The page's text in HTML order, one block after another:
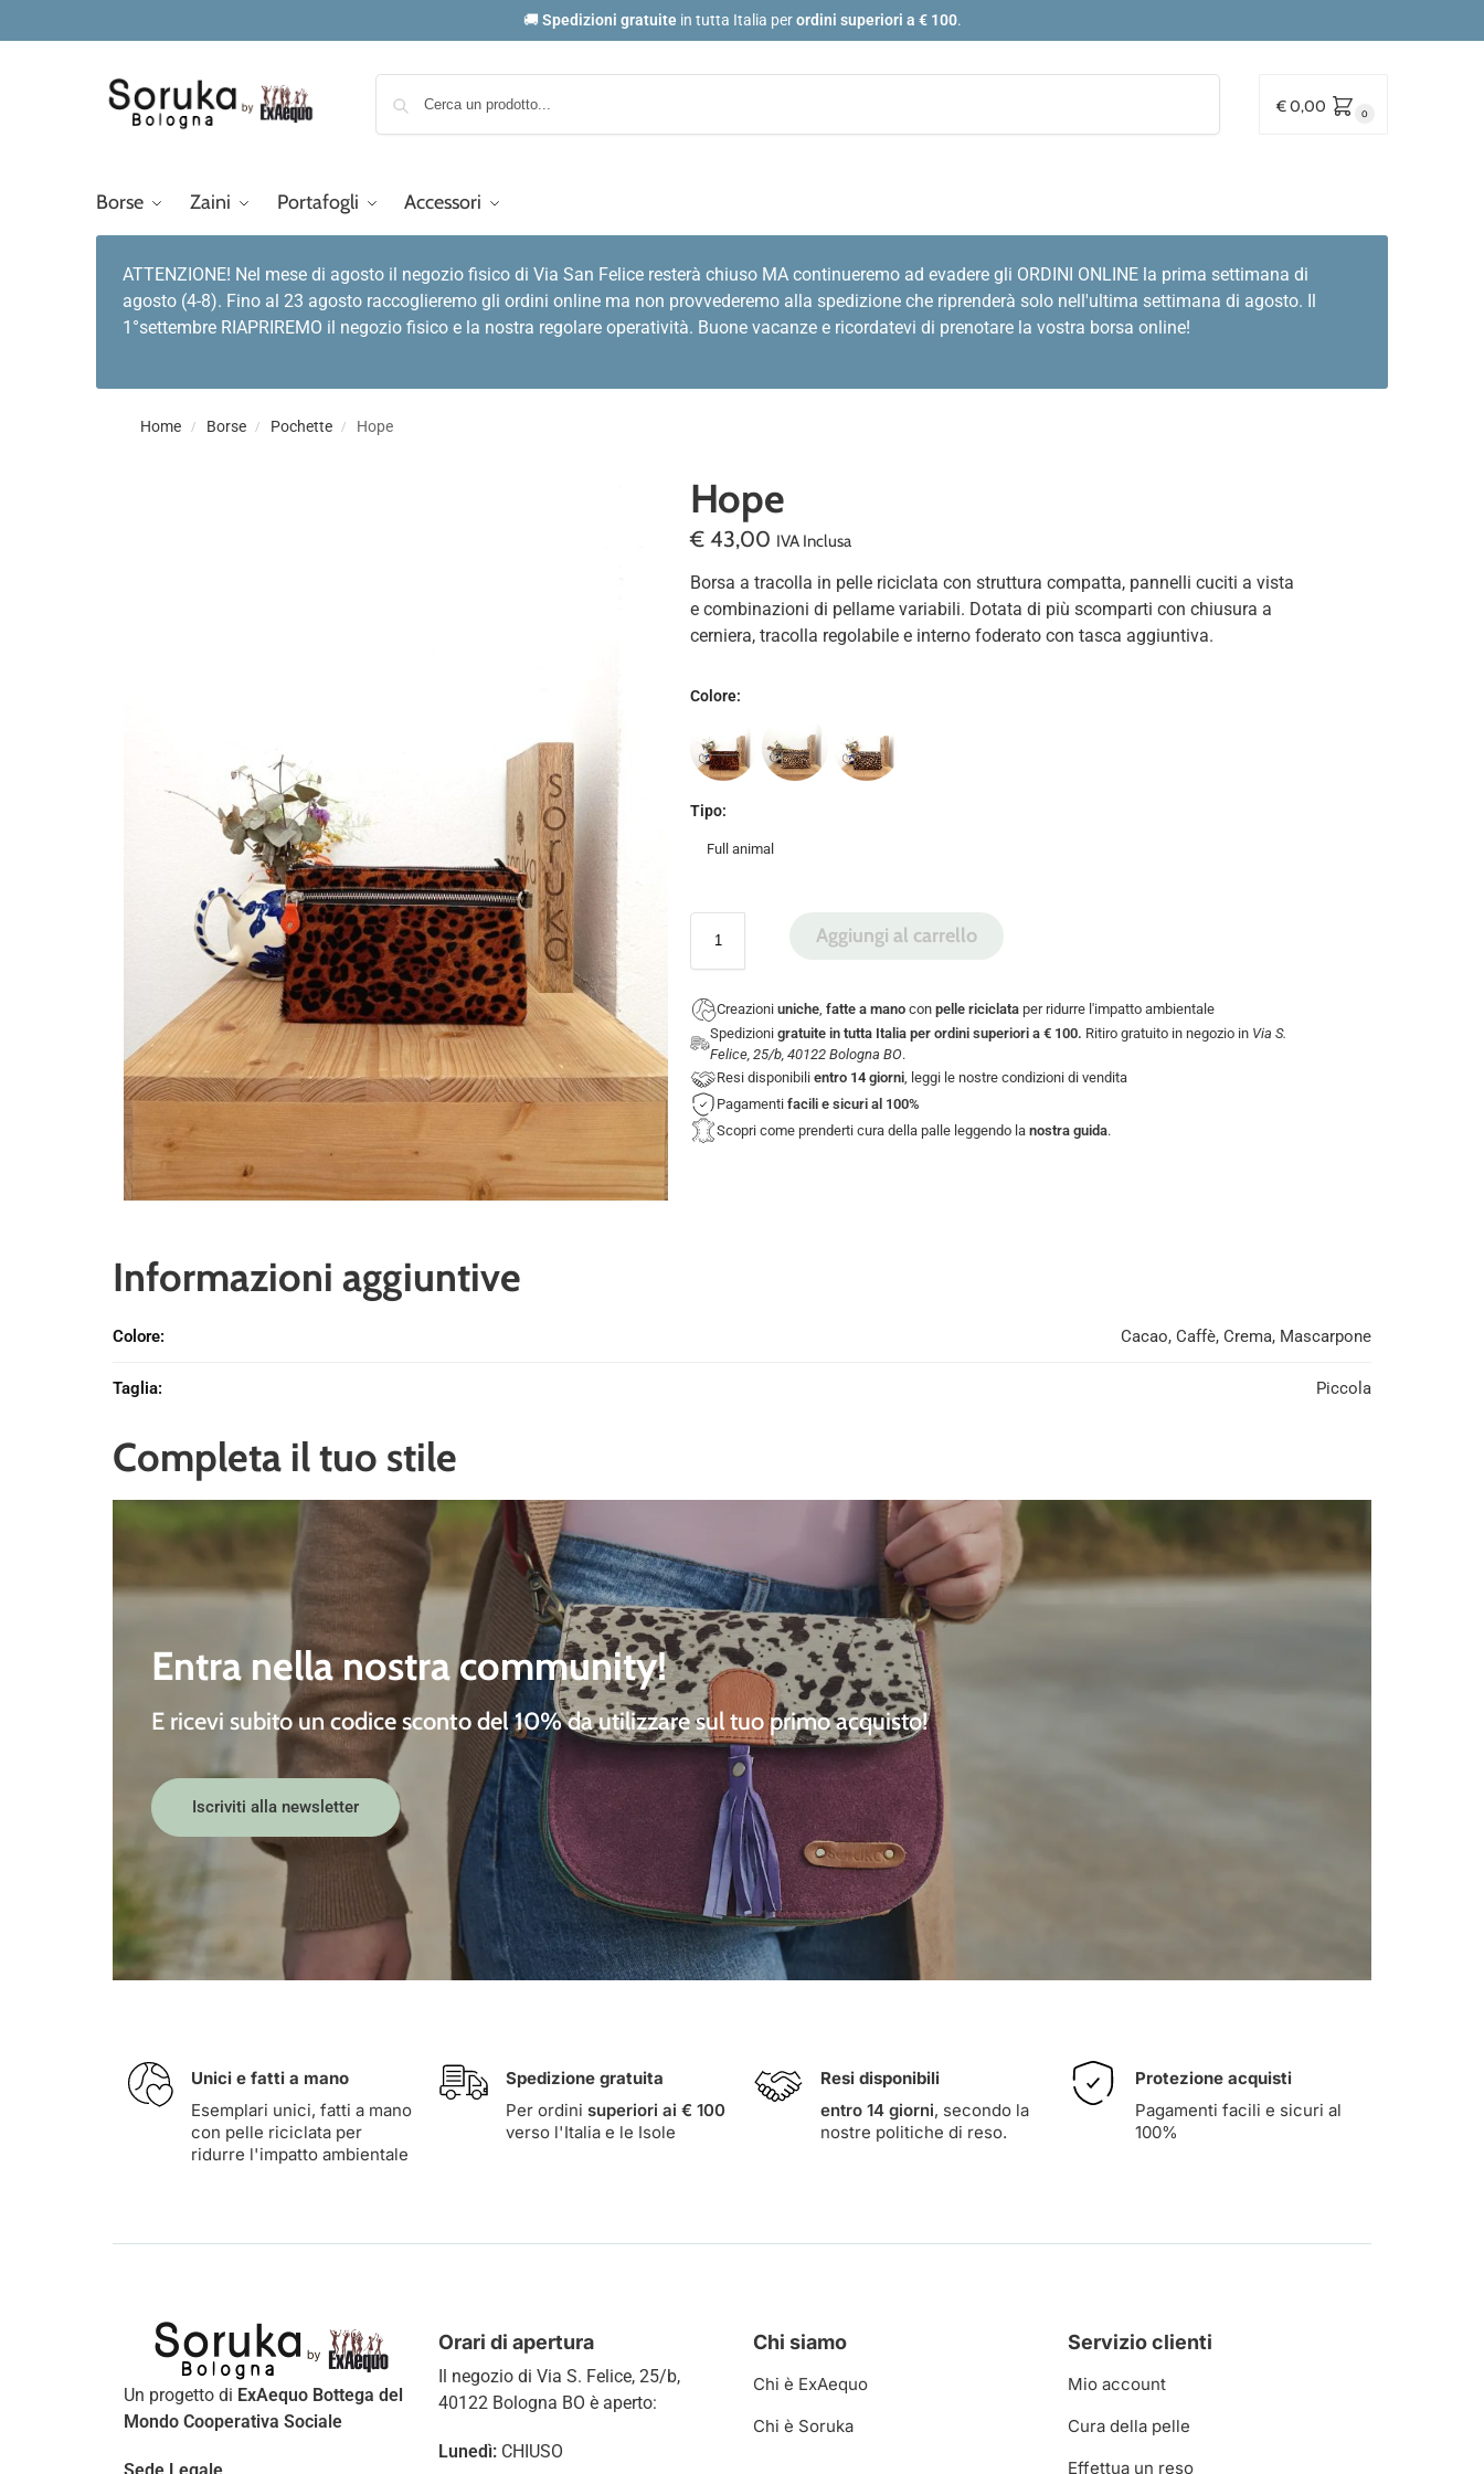
🚚 Spedizioni gratuite in tutta Italia perordini superiori a € 100.
€0,00 0
Borse Zaini Portafogli Accessori
ATTENZIONE! Nel mese di agosto il negozio fisico di Via San Felice resterà chiuso MA continueremo ad evadere gli ORDINI ONLINE la prima settimana di
agosto (4-8). Fino al 23 agosto raccoglieremo gli ordini online ma non provvederemo alla spedizione che riprenderà solo nell'ultima settimana di agosto. Il
1°settembre RIAPRIREMO il negozio fisico e la nostra regolare operatività. Buone vacanze e ricordatevi di prenotare la vostra borsa online!
Home / Borse / Pochette / Hope
Hope
€ 43,00 IVA Inclusa
Borsa a tracolla in pelle riciclata con struttura compatta, pannelli cuciti a vista
e combinazioni di pellame variabili. Dotata di più scomparti con chiusura a
cerniera, tracolla regolabile e interno foderato con tasca aggiuntiva.
Colore:
Tipo:
Full animal
Aggiungi al carrello
Creazioni uniche, fatte a mano con pelle riciclata per ridurre l'impatto ambientale
Spedizionigratuite in tutta Italia per ordini superiori a € 100. Ritiro gratuito in negozio in Via S.
Felice, 25/b, 40122 Bologna BO.
Resi disponibili entro 14 giorni, leggi le nostre condizioni di vendita
Pagamenti facili e sicuri al 100%
Scopri come prenderti cura della palle leggendo la nostra guida.
Informazioni aggiuntive
Colore: Cacao, Caffè, Crema, Mascarpone
Taglia: Piccola
Completa il tuo stile
Entra nella nostra community!
E ricevi subito uncodice sconto del 10%da utilizzare sul tuo primo acquisto!
Iscriviti alla newsletter
Unici e fatti a mano
Esemplari unici, fatti a mano
con pelle riciclata per
ridurre l'impatto ambientale
Spedizione gratuita
Per ordini superiori ai € 100
verso l'Italia e le Isole
Resi disponibili
entro 14 giorni, secondo la
nostre politiche di reso.
Protezione acquisti
Pagamenti facili e sicuri al
100%
Un progetto di ExAequo Bottega del
Mondo Cooperativa Sociale
Orari di apertura
Il negozio di Via S. Felice, 25/b,
40122 Bologna BO è aperto:
Lunedì: CHIUSO
Chi siamo
Chi è ExAequo
Chi è Soruka
Servizio clienti
Mio account
Cura della pelle
Effettua un reso